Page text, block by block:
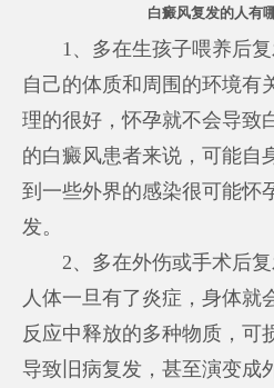
白癜风复发的人有
1、多在生孩子喂养后复
自己的体质和周围的环境有
理的很好，怀孕就不会导致
的白癜风患者来说，可能自
到一些外界的感染很可能怀
发。
2、多在外伤或手术后复
人体一旦有了炎症，身体就
反应中释放的多种物质，可
导致旧病复发，甚至演变成